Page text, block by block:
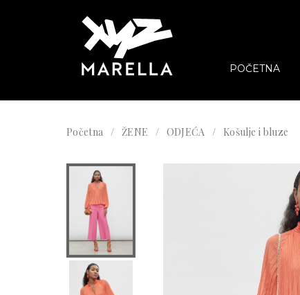
POČETNA
Početna ŽENE ODJEĆA Košulje i bluze